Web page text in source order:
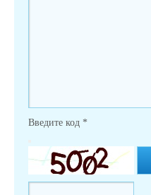
Введите код *